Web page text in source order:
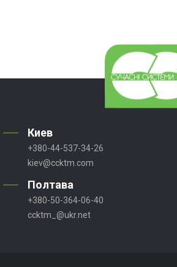
Киев
+380-44-537-34-26
kiev@ccktm.com
Полтава
+380-50-364-06-40
ccktm_@ukr.net